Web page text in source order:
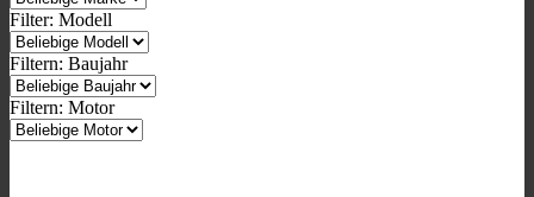
Filter: Modell
Filtern: Baujahr
Filtern: Motor